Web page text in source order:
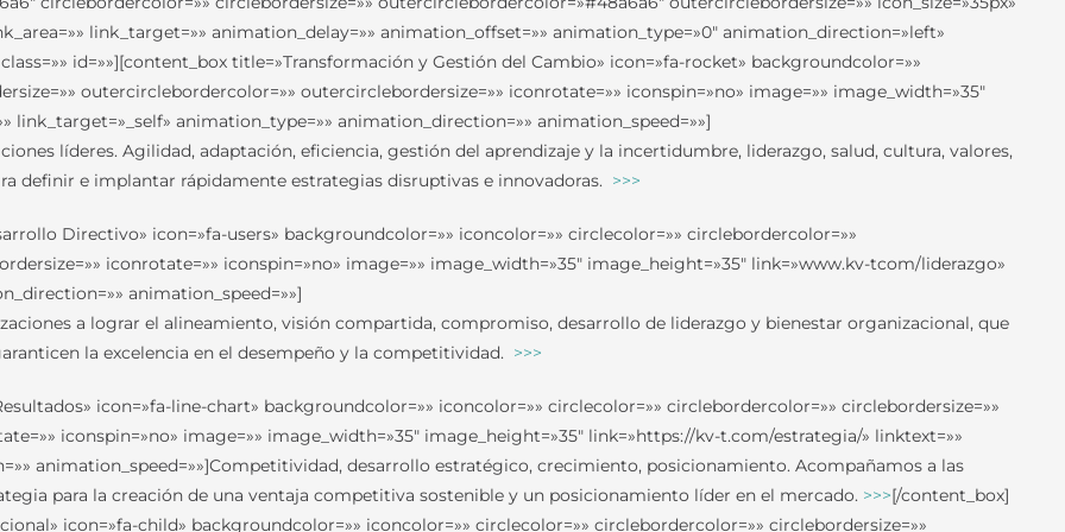
link_target=»» animation_delay=»» animation_offset=»» animation_type=»0″ animation_direction=»left»
id=»»][content_box title=»Transformación y Gestión del Cambio» icon=»fa-rocket» backgroundcolor=»»
outercirclebordercolor=»» outercirclebordersize=»» iconrotate=»» iconspin=»no» image=»» image_width=»35″
animation_type=»» animation_direction=»» animation_speed=»»]
líderes. Agilidad, adaptación, eficiencia, gestión del aprendizaje y la incertidumbre, liderazgo, salud, cultura, valores,
definir e implantar rápidamente estrategias disruptivas e innovadoras. >>>
Directivo» icon=»fa-users» backgroundcolor=»» iconcolor=»» circlecolor=»» circlebordercolor=»»
iconrotate=»» iconspin=»no» image=»» image_width=»35″ image_height=»35″ link=»www.kv-tcom/liderazgo»
animation_speed=»»]
a lograr el alineamiento, visión compartida, compromiso, desarrollo de liderazgo y bienestar organizacional, que
la excelencia en el desempeño y la competitividad. >>>
icon=»fa-line-chart» backgroundcolor=»» iconcolor=»» circlecolor=»» circlebordercolor=»» circlebordersize=»»
iconspin=»no» image=»» image_width=»35″ image_height=»35″ link=»https://kv-t.com/estrategia/» linktext=»»
animation_speed=»»]Competitividad, desarrollo estratégico, crecimiento, posicionamiento. Acompañamos a las
para la creación de una ventaja competitiva sostenible y un posicionamiento líder en el mercado. >>>[/content_box]
icon=»fa-child» backgroundcolor=»» iconcolor=»» circlecolor=»» circlebordercolor=»» circlebordersize=»»